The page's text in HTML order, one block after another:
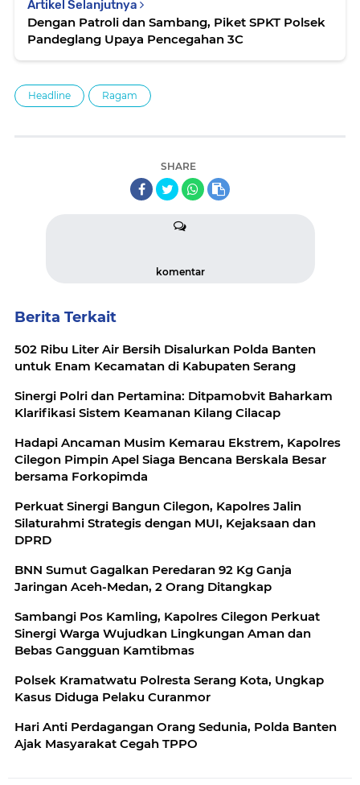
Artikel Selanjutnya
Dengan Patroli dan Sambang, Piket SPKT Polsek
Pandeglang Upaya Pencegahan 3C
Headline Ragam
SHARE
komentar
Berita Terkait
502 Ribu Liter Air Bersih Disalurkan Polda Banten
untuk Enam Kecamatan di Kabupaten Serang
Sinergi Polri dan Pertamina: Ditpamobvit Baharkam
Klarifikasi Sistem Keamanan Kilang Cilacap
Hadapi Ancaman Musim Kemarau Ekstrem, Kapolres
Cilegon Pimpin Apel Siaga Bencana Berskala Besar
bersama Forkopimda
Perkuat Sinergi Bangun Cilegon, Kapolres Jalin
Silaturahmi Strategis dengan MUI, Kejaksaan dan
DPRD
BNN Sumut Gagalkan Peredaran 92 Kg Ganja
Jaringan Aceh-Medan, 2 Orang Ditangkap
Sambangi Pos Kamling, Kapolres Cilegon Perkuat
Sinergi Warga Wujudkan Lingkungan Aman dan
Bebas Gangguan Kamtibmas
Polsek Kramatwatu Polresta Serang Kota, Ungkap
Kasus Diduga Pelaku Curanmor
Hari Anti Perdagangan Orang Sedunia, Polda Banten
Ajak Masyarakat Cegah TPPO